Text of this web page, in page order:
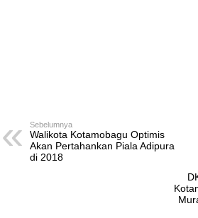
Sebelumnya
Walikota Kotamobagu Optimis
Akan Pertahankan Piala Adipura
di 2018